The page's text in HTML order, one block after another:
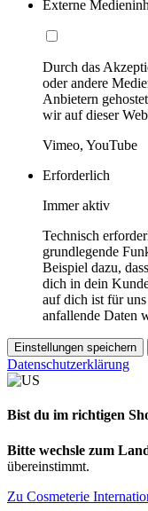
Externe
Durch das
oder andere
Anbietern
wir auf dieser
Vimeo, YouTube
Erforderlich
Immer aktiv
Technisch
grundlegende
Beispiel dazu,
dich in dein
auf dich ist für
anfallende Daten
Einstellungen speichern
Datenschutzerklärung
Bist du im richtigen
Bitte wechsle zum
übereinstimmt.
Zu Cosmeterie